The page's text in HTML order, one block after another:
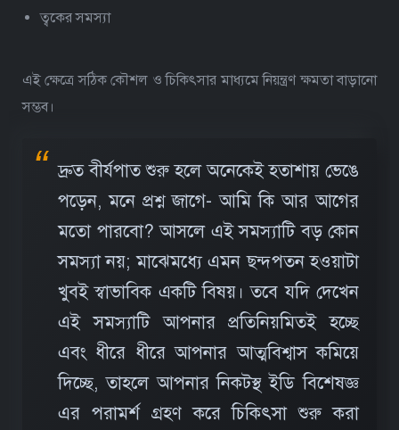
ত্বকের সমস্যা
এই ক্ষেত্রে সঠিক কৌশল ও চিকিৎসার মাধ্যমে নিয়ন্ত্রণ ক্ষমতা বাড়ানো
সম্ভব।
দ্রুত বীর্যপাত শুরু হলে অনেকেই হতাশায় ভেঙে
পড়েন, মনে প্রশ্ন জাগে- আমি কি আর আগের
মতো পারবো? আসলে এই সমস্যাটি বড় কোন
সমস্যা নয়; মাঝেমধ্যে এমন ছন্দপতন হওয়াটা
খুবই স্বাভাবিক একটি বিষয়। তবে যদি দেখেন
এই সমস্যাটি আপনার প্রতিনিয়মিতই হচ্ছে
এবং ধীরে ধীরে আপনার আত্মবিশ্বাস কমিয়ে
দিচ্ছে, তাহলে আপনার নিকটস্থ ইডি বিশেষজ্ঞ
এর পরামর্শ গ্রহণ করে চিকিৎসা শুরু করা